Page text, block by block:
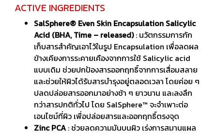
ACTIVE INGREDIENTS
SalSphere® Even Skin Encapsulation Salicylic
Acid (BHA, Time – released): นวัตกรรมการกัก
เก็บสารสำคัญเอาไว้ในรูป Encapsulation เพื่อลดผล
ข้างเคียงการระคายเคืองจากการใช้ Salicylic acid
แบบเดิม ช่วยปกป้องสารออกฤทธิ์จากการเสื่อมสลาย
และช่วยให้ผิวได้รับสารบำรุงอยู่ตลอดเวลา โดยค่อย ๆ
ปลดปล่อยสารออกมาอย่างช้า ๆ ยาวนาน และลงลึก
กว่าสารปกติทั่วไป โดย SalSphere™ จะจำเพาะต่อ
เอนไซม์ที่ผิว เพื่อปล่อยสารและออกฤทธิ์ตรงจุด
Zinc PCA: ช่วยลดความมันบนผิว เร่งการสมานแผล